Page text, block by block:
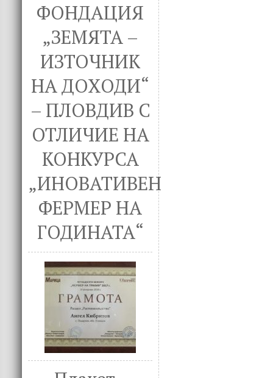
ФОНДАЦИЯ
„ЗЕМЯТА –
ИЗТОЧНИК
НА ДОХОДИ“
– ПЛОВДИВ С
ОТЛИЧИЕ НА
КОНКУРСА
„ИНОВАТИВЕН
ФЕРМЕР НА
ГОДИНАТА“